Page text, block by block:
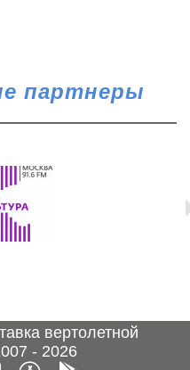
партнеры
вертолетной
- 2026